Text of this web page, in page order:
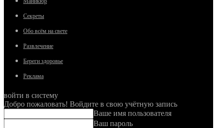
Секреты
Обо всём на свете
Развлечение
Береги здоровье
Реклама
войти в систему
Добро пожаловать! Войдите в свою учётную запись
Ваше имя пользователя
Ваш пароль